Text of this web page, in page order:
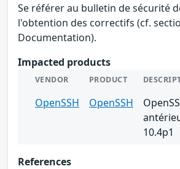
Se référer au bulletin de sécurité
l'obtention des correctifs (cf.
Documentation).
Impacted products
VENDOR PRODUCT
OpenSSH OpenSSH
10.4p1
References